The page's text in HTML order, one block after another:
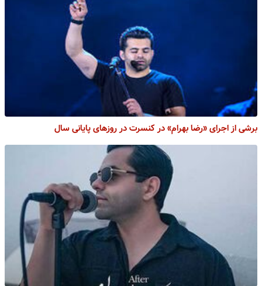
برشی از اجرای «رضا بهرام» در کنسرت در روزهای پایانی سال